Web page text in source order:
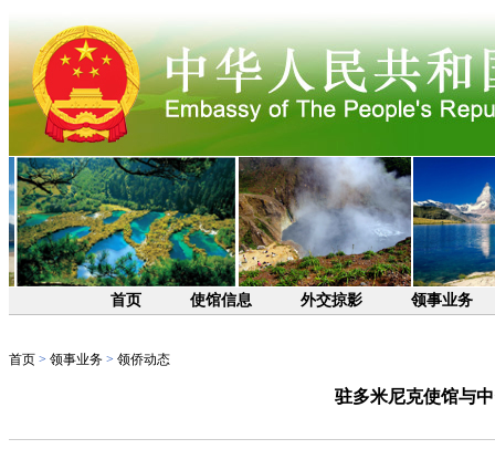
首页 使馆信息 外交掠影 领事业务
首页 > 领事业务 > 领侨动态
驻多米尼克使馆与